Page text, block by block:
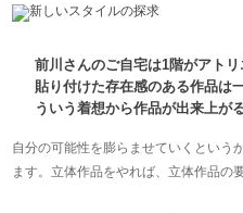
前川さんのご自宅は1階がアト
貼り付けた存在感のある作品は
ういう着想から作品が出来上が
自分の可能性を膨らませていくという
ます。立体作品をやれば、立体作品の